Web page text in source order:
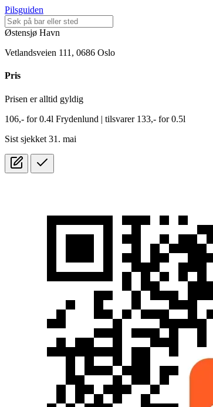
Pilsguiden
Østensjø Havn
Vetlandsveien 111, 0686 Oslo
Pris
Prisen er alltid gyldig
106,- for0.4l Frydenlund | tilsvarer 133,- for 0.5l
Sist sjekket 31. mai